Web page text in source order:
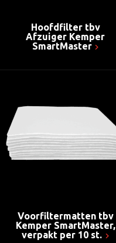
Hoofdfilter tbv
Afzuiger Kemper
SmartMaster
Voorfiltermatten tbv
Kemper SmartMaster,
verpakt per 10 st.